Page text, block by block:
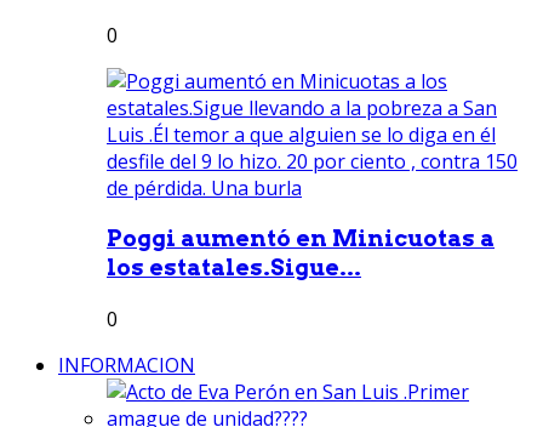
0
Poggi aumentó en Minicuotas a
los estatales.Sigue...
0
INFORMACION